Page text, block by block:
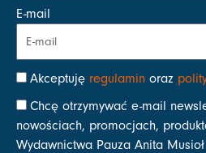
E-mail
Akceptuję regulamin oraz
Chcę otrzymywać e-mail
nowościach, promocjach,
Wydawnictwa Pauza Anita